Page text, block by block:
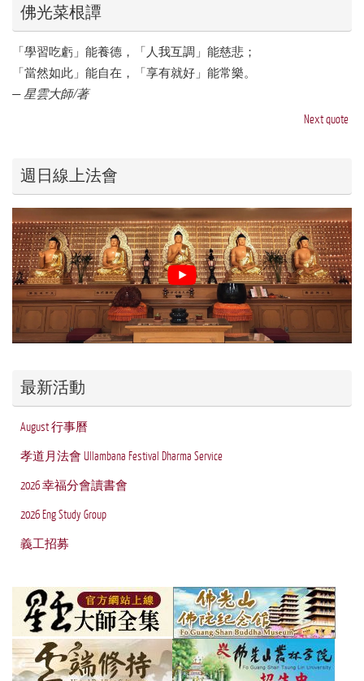
佛光菜根譚
「學習吃虧」能養德，「人我互調」能慈悲；
「當然如此」能自在，「享有就好」能常樂。
— 星雲大師/著
Next quote
週日線上法會
最新活動
August 行事曆
孝道月法會 Ullambana Festival Dharma Service
2026 幸福分會讀書會
2026 Eng Study Group
義工招募